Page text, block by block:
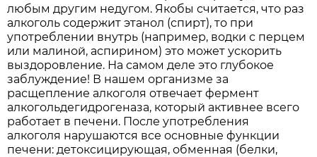
любым другим недугом. Якобы считается, что раз
алкоголь содержит этанол (спирт), то при
употреблении внутрь (например, водки с перцем
или малиной, аспирином) это может ускорить
выздоровление. На самом деле это глубокое
заблуждение! В нашем организме за
расщепление алкоголя отвечает фермент
алкогольдегидрогеназа, который активнее всего
работает в печени. После употребления
алкоголя нарушаются все основные функции
печени: детоксицирующая, обменная (белки,